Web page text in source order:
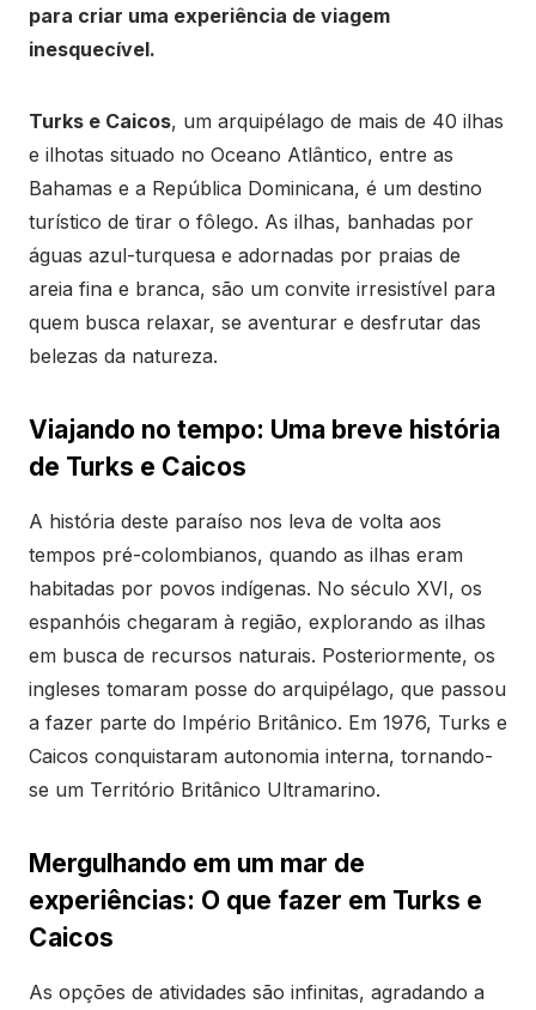
para criar uma experiência de viagem
inesquecível.
Turks e Caicos, um arquipélago de mais de 40 ilhas
e ilhotas situado no Oceano Atlântico, entre as
Bahamas e a República Dominicana, é um destino
turístico de tirar o fôlego. As ilhas, banhadas por
águas azul-turquesa e adornadas por praias de
areia fina e branca, são um convite irresistível para
quem busca relaxar, se aventurar e desfrutar das
belezas da natureza.
Viajando no tempo: Uma breve história
de Turks e Caicos
A história deste paraíso nos leva de volta aos
tempos pré-colombianos, quando as ilhas eram
habitadas por povos indígenas. No século XVI, os
espanhóis chegaram à região, explorando as ilhas
em busca de recursos naturais. Posteriormente, os
ingleses tomaram posse do arquipélago, que passou
a fazer parte do Império Britânico. Em 1976, Turks e
Caicos conquistaram autonomia interna, tornando-
se um Território Britânico Ultramarino.
Mergulhando em um mar de
experiências: O que fazer em Turks e
Caicos
As opções de atividades são infinitas, agradando a